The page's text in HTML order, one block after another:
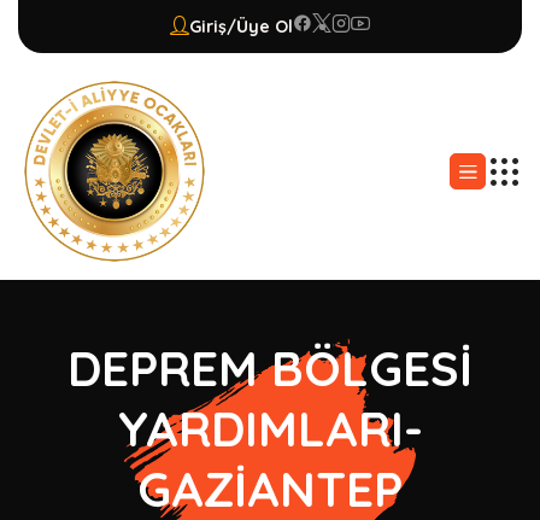
Giriş/Üye Ol
DEPREM BÖLGESİ
YARDIMLARI-
GAZİANTEP